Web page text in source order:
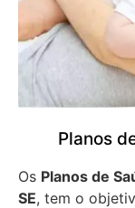
Planos
Os Planos de
SE, tem o